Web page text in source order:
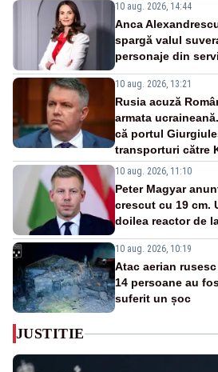
10 aug. 2026, 14:44
Anca
spargă valul
personaje din
10 aug. 2026, 13:21
Rusia acuză
armata
că portul
transporturi către
10 aug. 2026, 11:10
Peter Magyar
crescut cu 19 cm.
doilea reactor de
10 aug. 2026, 10:19
Atac aerian
14 persoane au
suferit un șoc
JUSTITIE